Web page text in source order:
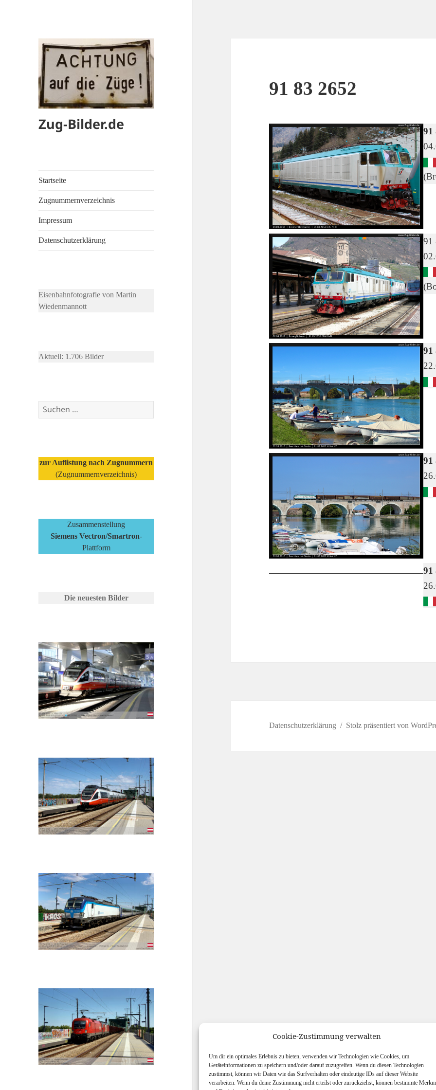
Cookie-Zustimmung verwalten
Um dir ein optimales Erlebnis zu bieten, verwenden wir Technologien wie Cookies, um
Geräteinformationen zu speichern und/oder darauf zuzugreifen. Wenn du diesen Technologien
zustimmst, können wir Daten wie das Surfverhalten oder eindeutige IDs auf dieser Website
verarbeiten. Wenn du deine Zustimmung nicht erteilst oder zurückziehst, können bestimmte
Zug-Bilder.de
Startseite
Zugnummernverzeichnis
Impressum
Datenschutzerklärung
Eisenbahnfotografie von Martin
Wiedenmannott
Aktuell: 1.706 Bilder
Suchen
nach:
zur Auflistung nach Zugnummern
(Zugnummernverzeichnis)
Zusammenstellung
Siemens Vectron/Smartron-
Plattform
Die neuesten Bilder
91 83 2652
91
91
91
91
91
Datenschutzerklärung Stolz präsentiert von